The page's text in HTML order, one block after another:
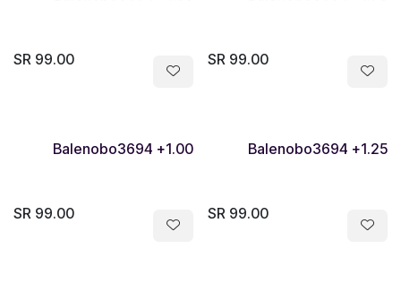
99.00
99.00
Balenobo3694 +1.25
99.00
Balenobo3694 +1.00
99.00